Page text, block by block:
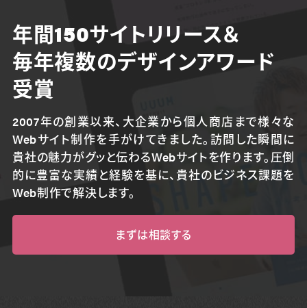
年間150サイトリリース＆
毎年複数のデザインアワード
受賞
2007年の創業以来、大企業から個人商店まで様々な
Webサイト制作を手がけてきました。訪問した瞬間に
貴社の魅力がグッと伝わるWebサイトを作ります。圧倒
的に豊富な実績と経験を基に、貴社のビジネス課題を
Web制作で解決します。
まずは相談する